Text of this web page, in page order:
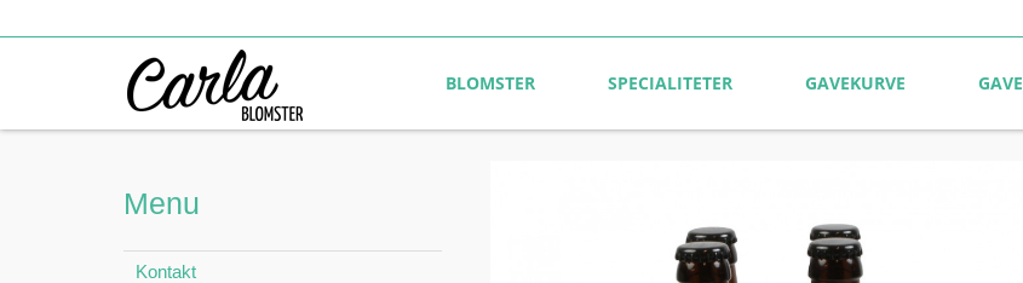
BLOMSTER SPECIALITETER GAVEKURVE
Menu
Kontakt